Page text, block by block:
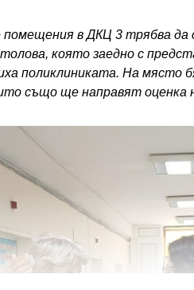
в ДКЦ 3 трябва да
която заедно с
поликлиниката. На място
също ще направят